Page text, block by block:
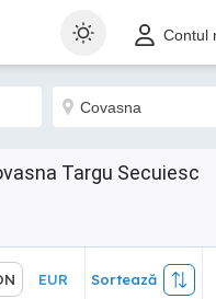
Contul
Targu Secuiesc
Sortează
EUR Sortează